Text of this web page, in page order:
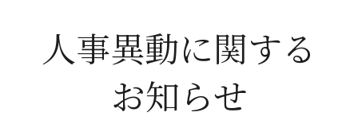
人事異動に関する
お知らせ